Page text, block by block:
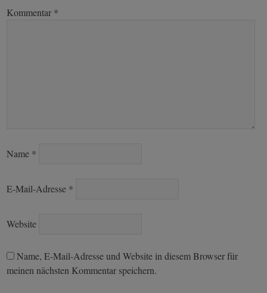
Kommentar *
Name *
E-Mail-Adresse *
Website
Name, E-Mail-Adresse und Website in diesem Browser für
meinen nächsten Kommentar speichern.